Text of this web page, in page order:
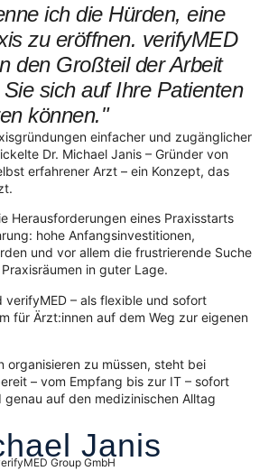
ich die Hürden, eine
zu eröffnen. verifyMED
den Großteil der Arbeit
sich auf Ihre Patienten
können."
einfacher und zugänglicher
Dr. Michael Janis – Gründer von
erfahrener Arzt – ein Konzept, das
Herausforderungen eines Praxisstarts
hohe Anfangsinvestitionen,
und vor allem die frustrierende Suche
in guter Lage.
verifyMED – als flexible und sofort
für Ärzt:innen auf dem Weg zur eigenen
organisieren zu müssen, steht bei
– vom Empfang bis zur IT – sofort
auf den medizinischen Alltag
Janis
Group GmbH